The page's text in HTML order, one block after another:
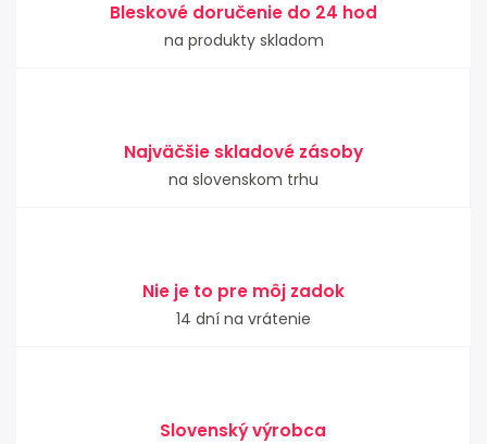
Bleskové doručenie do 24 hod
na produkty skladom
Najväčšie skladové zásoby
na slovenskom trhu
Nie je to pre môj zadok
14 dní na vrátenie
Slovenský výrobca